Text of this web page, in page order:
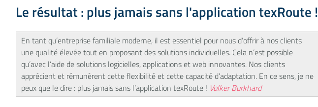
Le résultat : plus jamais sans l'application texRoute !
En tant qu’entreprise familiale moderne, il est essentiel pour nous d’offrir à nos clients
une qualité élevée tout en proposant des solutions individuelles. Cela n’est possible
qu’avec l’aide de solutions logicielles, applications et web innovantes. Nos clients
apprécient et rémunèrent cette flexibilité et cette capacité d’adaptation. En ce sens, je ne
peux que le dire : plus jamais sans l’application texRoute ! Volker Burkhard